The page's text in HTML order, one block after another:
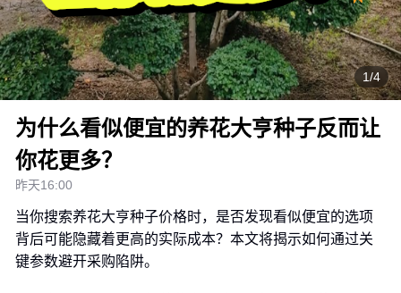
1/4
为什么看似便宜的养花大亨种子反而让
你花更多？
昨天16:00
当你搜索养花大亨种子价格时，是否发现看似便宜的选项
背后可能隐藏着更高的实际成本？本文将揭示如何通过关
键参数避开采购陷阱。